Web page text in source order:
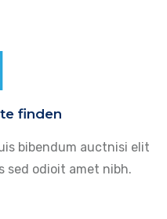
finden
bibendum auctnisi elit
sed odioit amet nibh.